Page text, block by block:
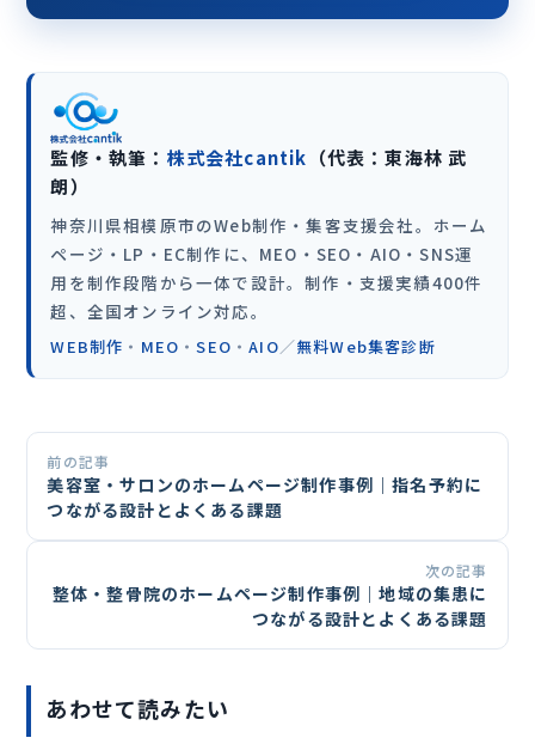
監修・執筆： 株式会社cantik （代表：東海林 武
朗）
神奈川県相模原市のWeb制作・集客支援会社。ホーム
ページ・LP・EC制作に、MEO・SEO・AIO・SNS運
用を制作段階から一体で設計。制作・支援実績400件
超、全国オンライン対応。
WEB制作 ・ MEO ・SEO ・AIO／無料Web集客診断
前の記事
美容室・サロンのホームページ制作事例｜指名予約に
つながる設計とよくある課題
次の記事
整体・整骨院のホームページ制作事例｜地域の集患に
つながる設計とよくある課題
あわせて読みたい